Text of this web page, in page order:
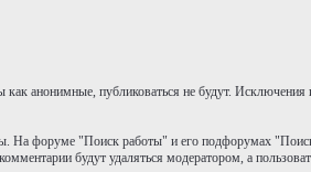
анонимные, публиковаться не будут.
На форуме "Поиск работы" и его подфорумах
будут удаляться модератором, а